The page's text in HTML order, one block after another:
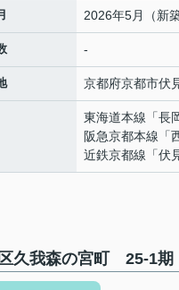
2026年5月（新築
-
京都府京都市伏
東海道本線 「長
阪急京都本線 「
近鉄京都線 「伏
久我森の宮町 25-1